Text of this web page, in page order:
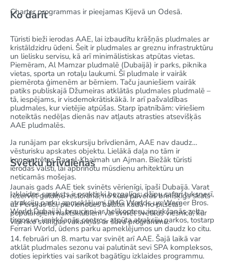
Charter programmas ir pieejamas Kijevā un Odesā.
Ko darīt
Tūristi bieži ierodas AAE, lai izbaudītu krāšņās pludmales ar
kristāldzidru ūdeni. Šeit ir pludmales ar greznu infrastruktūru
un lielisku servisu, kā arī minimālistiskas atpūtas vietas.
Piemēram, Al Mamzar pludmalē (Dubaijā) ir parks, piknika
vietas, sporta un rotaļu laukumi. Šī pludmale ir vairāk
piemērota ģimenēm ar bērniem. Taču jauniešiem vairāk
patiks publiskajā Džumeiras atklātās pludmales pludmalē –
tā, iespējams, ir visdemokrātiskākā. Ir arī pašvaldības
pludmales, kur vietējie atpūšas. Starp īpatnībām: vīriešiem
noteiktās nedēļas dienās nav atļauts atrasties atsevišķās
AAE pludmalēs.
Ja runājam par ekskursiju brīvdienām, AAE nav daudz
vēsturisku apskates objektu. Lielākā daļa no tām ir
koncentrētas Ras al-Khaimah un Ajman. Biežāk tūristi
ierodas valstī, lai apbrīnotu mūsdienu arhitektūru un
neticamās mošejas.
Izklaides saraksts ir praktiski bezgalīgs: džipu safari tuksnesī,
atrakciju parku apmeklējumi (IMG Worlds un Warner Bros.
World Dubaijā), braucieni ar helikopteru, iepirkšanās zelta
tirgos un iepirkšanās centros, atpūta atrakciju parkos, tostarp
Ferrari World, ūdens parku apmeklējumos un daudz ko citu.
Svētku brīvdienas
Jaunais gads AAE tiek svinēts vērienīgi, īpaši Dubaijā. Varat
rezervēt galdiņu restorānā, no kura paveras brīnišķīgs skats
uz Persijas līci, pievienoties ballītei kādā no pilsētas
populārajiem naktsklubiem vai svinēt svētkus viesnīcā, kur
viņi rīko svinīgas vakariņas ar šova programmu.
14. februāri un 8. martu var svinēt arī AAE. Šajā laikā var
atklāt pludmales sezonu vai palutināt sevi SPA kompleksos,
doties iepirkties vai sarīkot bagātīgu izklaides programmu.